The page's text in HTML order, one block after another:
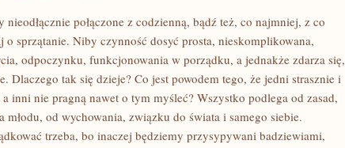
połączone z codzienną, bądź też, co najmniej, z co
sprzątanie. Niby czynność dosyć prosta, nieskomplikowana,
odpoczynku, funkcjonowania w porządku, a jednakże zdarza się,
Dlaczego tak się dzieje? Co jest powodem tego, że jedni strasznie i
inni nie pragną nawet o tym myśleć? Wszystko podlega od zasad,
młodu, od wychowania, związku do świata i samego siebie.
trzeba, bo inaczej będziemy przysypywani badziewiami,